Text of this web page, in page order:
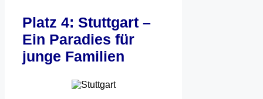
Platz 4: Stuttgart –
Ein Paradies für
junge Familien